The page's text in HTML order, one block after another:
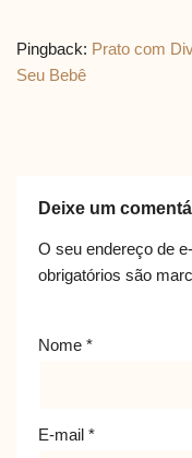
Pingback: Prato com
Seu Bebê
Deixe um
O seu endereço de
obrigatórios são
Nome *
E-mail *